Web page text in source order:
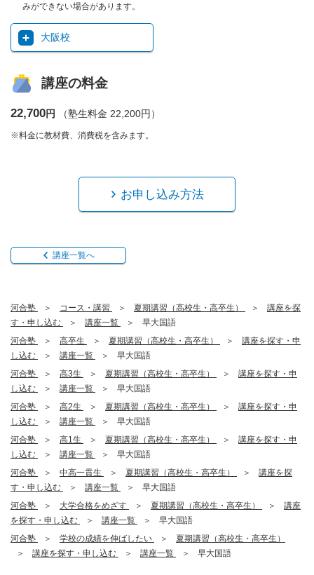
みができない場合があります。
大阪校
講座の料金
22,700円 （塾生料金 22,200円）
※料金に教材費、消費税を含みます。
お申し込み方法
講座一覧へ
河合塾 コース・講習 夏期講習（高校生・高卒生）
講座を探
す・申し込む
講座一覧
早大国語
河合塾
高卒生 夏期講習（高校生・高卒生）
講座を探す・申
し込む
講座一覧
早大国語
河合塾
高3生 夏期講習（高校生・高卒生）
講座を探す・申
し込む
講座一覧
早大国語
河合塾
高2生 夏期講習（高校生・高卒生）
講座を探す・申
し込む
講座一覧
早大国語
河合塾
高1生 夏期講習（高校生・高卒生）
講座を探す・申
し込む
講座一覧
早大国語
河合塾
中高一貫生 夏期講習（高校生・高卒生）
講座を探
す・申し込む
講座一覧
早大国語
河合塾
大学合格をめざす 夏期講習（高校生・高卒生）
講座
を探す・申し込む
講座一覧
早大国語
河合塾
学校の成績を伸ばしたい
夏期講習（高校生・高卒生）
講座を探す・申し込む
講座一覧 早大国語